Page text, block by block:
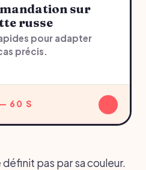
russe
pour adapter
précis.
60 S
pas par sa couleur.